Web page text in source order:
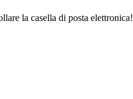
la casella di posta elettronica!